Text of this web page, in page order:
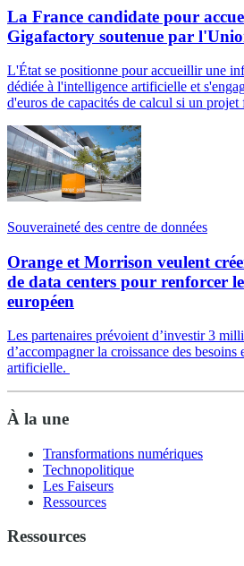
La France candidate pour
Gigafactory soutenue par
L'État se positionne pour accueillir une
dédiée à l'intelligence artificielle et
d'euros de capacités de calcul si un projet
Souveraineté des centre de données
Orange et Morrison veulent
de data centers pour renforcer
européen
Les partenaires prévoient d’investir 3
d’accompagner la croissance des
artificielle.
À la une
Transformations numériques
Technopolitique
Les Faiseurs
Ressources
Ressources